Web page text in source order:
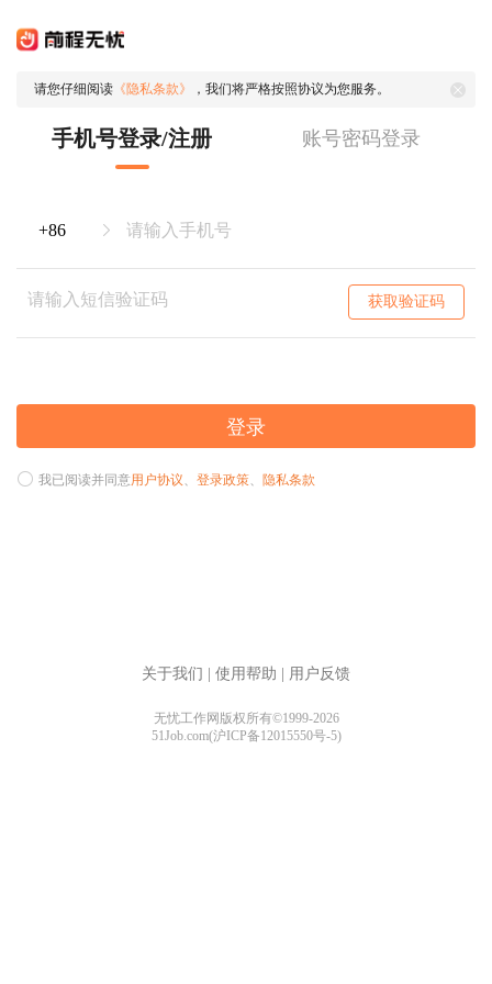
请您仔细阅读 《隐私条款》 ，我们将严格按照协议为您服务。
手机号登录/注册 账号密码登录
获取验证码
登录
我已阅读并同意用户协议、 登录政策、 隐私条款
关于我们 使用帮助 用户反馈
无忧工作网版权所有©1999-2026
51Job.com(沪ICP备12015550号-5)